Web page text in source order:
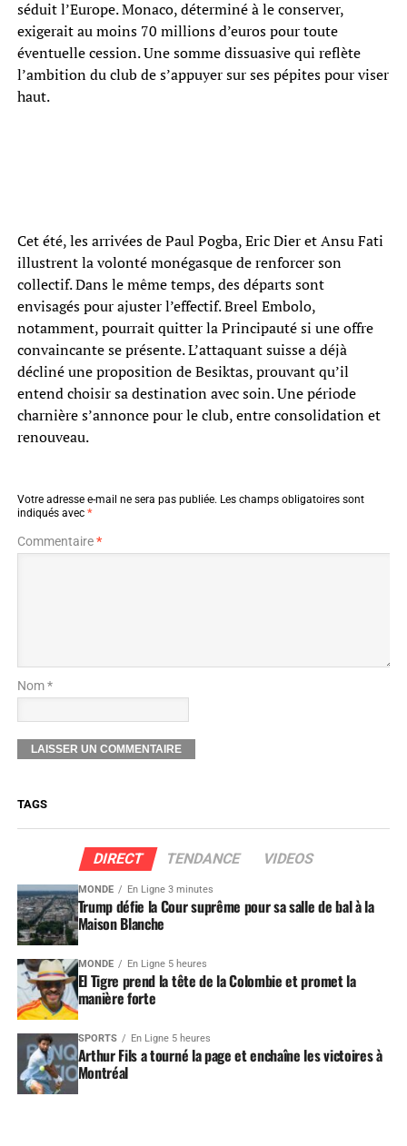
séduit l’Europe. Monaco, déterminé à le conserver,
exigerait au moins 70 millions d’euros pour toute
éventuelle cession. Une somme dissuasive qui reflète
l’ambition du club de s’appuyer sur ses pépites pour viser
haut.
Cet été, les arrivées de Paul Pogba, Eric Dier et Ansu Fati
illustrent la volonté monégasque de renforcer son
collectif. Dans le même temps, des départs sont
envisagés pour ajuster l’effectif. Breel Embolo,
notamment, pourrait quitter la Principauté si une offre
convaincante se présente. L’attaquant suisse a déjà
décliné une proposition de Besiktas, prouvant qu’il
entend choisir sa destination avec soin. Une période
charnière s’annonce pour le club, entre consolidation et
renouveau.
Votre adresse e-mail ne sera pas publiée. Les champs obligatoires sont
indiqués avec *
Commentaire*
Nom *
TAGS
DIRECT TENDANCE VIDEOS
MONDE En Ligne 3 minutes
Trump défie la Cour suprême pour sa salle de bal à la
Maison Blanche
MONDE En Ligne 5 heures
El Tigre prend la tête de la Colombie et promet la
manière forte
SPORTS En Ligne 5 heures
Arthur Fils a tourné la page et enchaîne les victoires à
Montréal